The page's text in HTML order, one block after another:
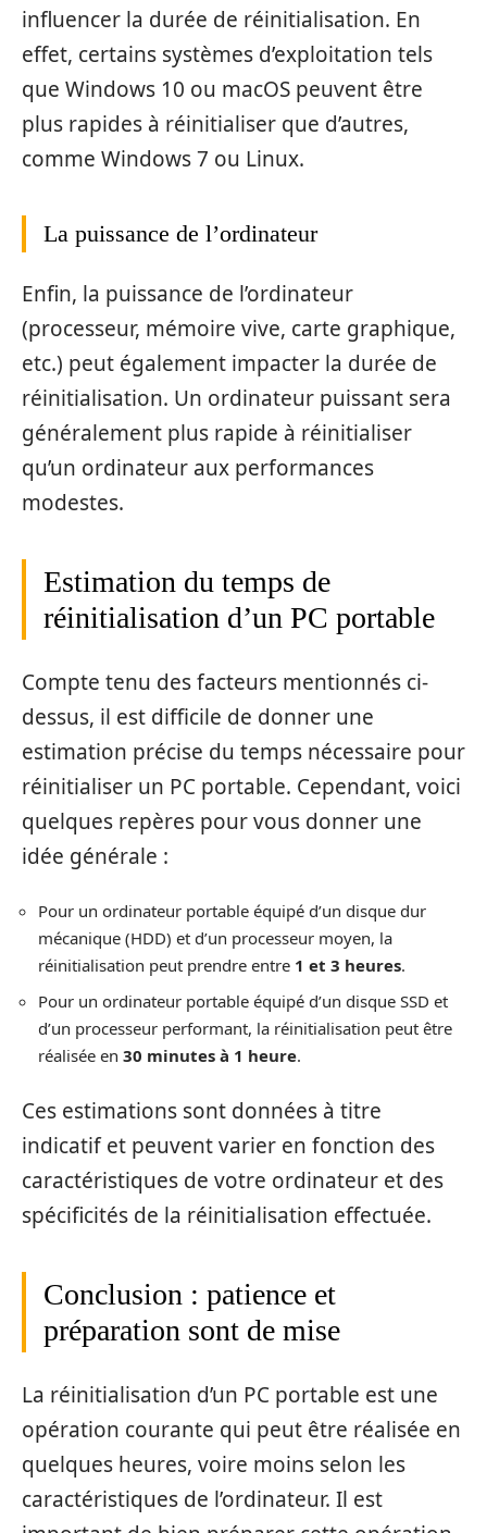
influencer la durée de réinitialisation. En
effet, certains systèmes d’exploitation tels
que Windows 10 ou macOS peuvent être
plus rapides à réinitialiser que d’autres,
comme Windows 7 ou Linux.
La puissance de l’ordinateur
Enfin, la puissance de l’ordinateur
(processeur, mémoire vive, carte graphique,
etc.) peut également impacter la durée de
réinitialisation. Un ordinateur puissant sera
généralement plus rapide à réinitialiser
qu’un ordinateur aux performances
modestes.
Estimation du temps de
réinitialisation d’un PC portable
Compte tenu des facteurs mentionnés ci-
dessus, il est difficile de donner une
estimation précise du temps nécessaire pour
réinitialiser un PC portable. Cependant, voici
quelques repères pour vous donner une
idée générale :
Pour un ordinateur portable équipé d’un disque dur
mécanique (HDD) et d’un processeur moyen, la
réinitialisation peut prendre entre 1 et 3 heures.
Pour un ordinateur portable équipé d’un disque SSD et
d’un processeur performant, la réinitialisation peut être
réalisée en 30 minutes à 1 heure.
Ces estimations sont données à titre
indicatif et peuvent varier en fonction des
caractéristiques de votre ordinateur et des
spécificités de la réinitialisation effectuée.
Conclusion : patience et
préparation sont de mise
La réinitialisation d’un PC portable est une
opération courante qui peut être réalisée en
quelques heures, voire moins selon les
caractéristiques de l’ordinateur. Il est